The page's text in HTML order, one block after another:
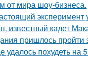
от мира шоу-бизнеса.
эксперимент
известный кадет
пришлось
удалось похудеть на